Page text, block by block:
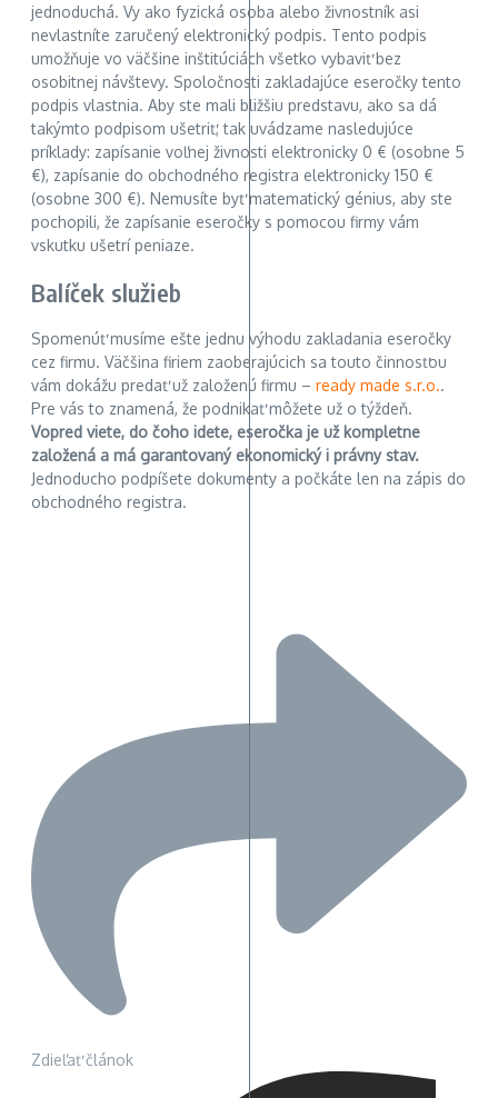
jednoduchá. Vy ako fyzická osoba alebo živnostník asi
nevlastníte zaručený elektronický podpis. Tento podpis
umožňuje vo väčšine inštitúciách všetko vybaviť bez
osobitnej návštevy. Spoločnosti zakladajúce eseročky tento
podpis vlastnia. Aby ste mali bližšiu predstavu, ako sa dá
takýmto podpisom ušetriť, tak uvádzame nasledujúce
príklady: zapísanie voľnej živnosti elektronicky 0 € (osobne 5
€), zapísanie do obchodného registra elektronicky 150 €
(osobne 300 €). Nemusíte byť matematický génius, aby ste
pochopili, že zapísanie eseročky s pomocou firmy vám
vskutku ušetrí peniaze.
Balíček služieb
Spomenúť musíme ešte jednu výhodu zakladania eseročky
cez firmu. Väčšina firiem zaoberajúcich sa touto činnosťou
vám dokážu predať už založenú firmu – ready made s.r.o..
Pre vás to znamená, že podnikať môžete už o týždeň.
Vopred viete, do čoho idete, eseročka je už kompletne
založená a má garantovaný ekonomický i právny stav.
Jednoducho podpíšete dokumenty a počkáte len na zápis do
obchodného registra.
Zdieľať článok